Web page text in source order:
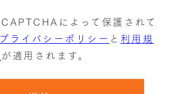
によって保護されて
プライバシーポリシー と 利用規
が適用されます。